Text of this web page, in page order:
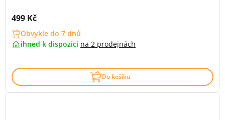
Cena s DPH:
499 Kč
Obvykle do 7 dnů
ihned k dispozici na 2 prodejnách
Do košíku